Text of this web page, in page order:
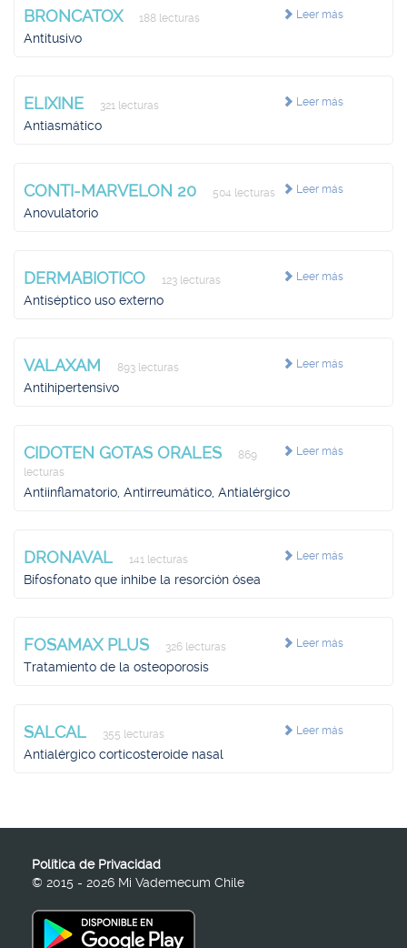
Leer más
BRONCATOX 188 lecturas
Antitusivo
Leer más
ELIXINE 321 lecturas
Antiasmático
Leer más
CONTI-MARVELON 20 504 lecturas
Anovulatorio
Leer más
DERMABIOTICO 123 lecturas
Antiséptico uso externo
Leer más
VALAXAM 893 lecturas
Antihipertensivo
Leer más
CIDOTEN GOTAS ORALES
869
lecturas
Antiinflamatorio, Antirreumático, Antialérgico
Leer más
DRONAVAL 141 lecturas
Bifosfonato que inhibe la resorción ósea
Leer más
FOSAMAX PLUS 326 lecturas
Tratamiento de la osteoporosis
Leer más
SALCAL 355 lecturas
Antialérgico corticosteroide nasal
Política de Privacidad
© 2015 - 2026 Mi Vademecum Chile